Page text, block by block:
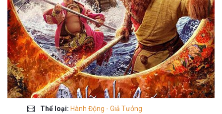
Thể loại: Hành Động - Giả Tưởng